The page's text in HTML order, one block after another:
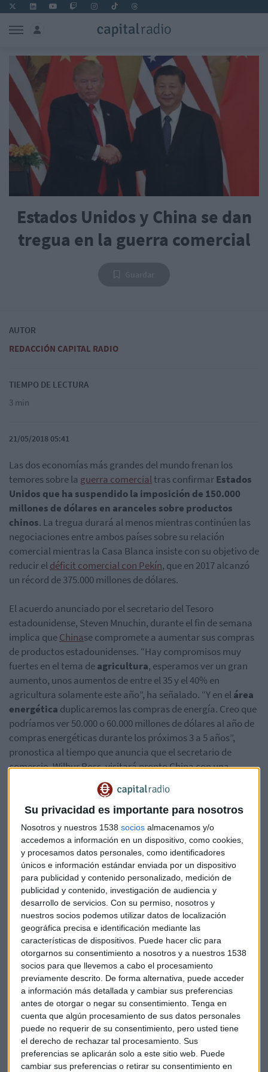
Su privacidad es importante para nosotros
Nosotros y nuestros 1538 socios almacenamos y/o
accedemos a información en un dispositivo, como cookies,
y procesamos datos personales, como identificadores
únicos e información estándar enviada por un dispositivo
para publicidad y contenido personalizado, medición de
publicidad y contenido, investigación de audiencia y
desarrollo de servicios. Con su permiso, nosotros y
nuestros socios podemos utilizar datos de localización
geográfica precisa e identificación mediante las
características de dispositivos. Puede hacer clic para
otorgarnos su consentimiento a nosotros y a nuestros 1538
socios para que llevemos a cabo el procesamiento
previamente descrito. De forma alternativa, puede acceder
a información más detallada y cambiar sus preferencias
antes de otorgar o negar su consentimiento. Tenga en
cuenta que algún procesamiento de sus datos personales
puede no requerir de su consentimiento, pero usted tiene
el derecho de rechazar tal procesamiento. Sus
preferencias se aplicarán solo a este sitio web. Puede
cambiar sus preferencias o retirar su consentimiento en
Estados Unidos y China se dan
tregua en la guerra comercial
AUTOR
REDACCIÓN CAPITAL RADIO
TIEMPO DE LECTURA
3 min
21/05/2018 05:41
Las dos economías más grandes del mundo frenan los
temores sobre la guerra comercialtras confirmarEstados
Unidos que ha suspendido la imposición de 150.000
millones de dólares en aranceles sobre productos
chinos. La tregua durará al menos mientras continúen las
negociaciones entre ambos países sobre su relación
comercial mientras la Casa Blanca insiste con su objetivo de
reducir eldéficit comercial con Pekín, que en 2017 alcanzó
un récord de 375.000 millones de dólares.
El acuerdo anunciado por el secretario del Tesoro
estadounidense, Steven Mnuchin, durante el fin de semana
implica queChinase compromete a aumentar sus compras
de productos estadounidenses. “Hay compromisos muy
fuertes en el tema deagricultura, esperamos ver un gran
aumento, unos aumentos de entre el 35 y el 40% en
agricultura solamente este año”, ha señalado. “Y en elárea
energética duplicaremos las compras de energía. Creo que
podríamos ver 50.000 o 60.000 millones de dólares al año de
compras energéticas durante los próximos 3 a 5 años”,
pronostica al tiempo que anuncia que el secretario de
comercio, Wilbur Ross, visitará pronto China con una
delegación para concretar los detalles del acuerdo.
Mnuchin asegura que también se han alcanzado metas
específicas en cuanto a lareducción del déficitsegún
cada industria, pero no las hace públicas.
Sin embargo, China y Estados Unidos no han adelantado
ningún acuerdo sobreel destino de ZTE, tras los intentos del
país asiático de frenar las sanciones que impiden a la
empresa de telecomunicaciones hacer negocios en el
estado norteamericano. El secretario del Tesoro explica que
“este no es un tema comercial”, aunque reconoce que el
Departamento de Comercio está revisando la sanción a la
compañía.
El mercado asiático ha reaccionado con subidas a la rebaja
de la tensión entre China y Estados Unidos, con ascensos
para los sectores tecnológico, financiero y asegurador
principalmente.
No ha sido así en el caso de la Unión Europea que se ha